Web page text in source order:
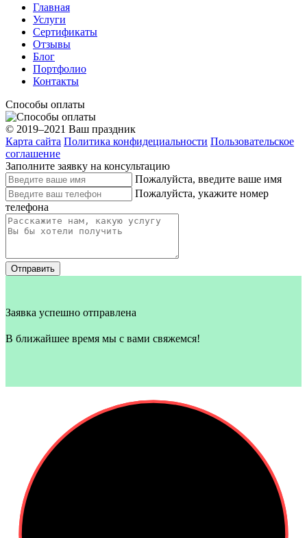
Главная
Услуги
Сертификаты
Отзывы
Блог
Портфолио
Контакты
Способы оплаты
© 2019–2021 Ваш праздник
Карта сайта Политика конфидециальности Пользовательское
соглашение
Заполните заявку на консультацию
Пожалуйста, введите ваше имя
Пожалуйста, укажите номер
телефона
Отправить
Заявка успешно отправлена
В ближайшее время мы с вами свяжемся!